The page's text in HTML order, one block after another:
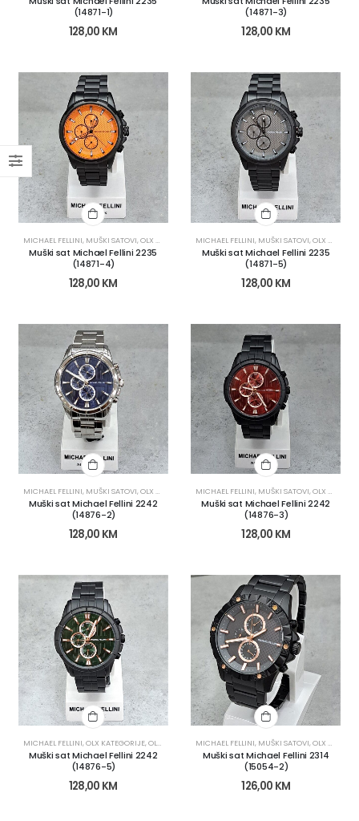
(14871-1)
128,00 KM
(14871-3)
128,00 KM
MICHAEL FELLINI, MUŠKI SATOVI,OLX KATEGORIJE ,OLX OBNOVA,SATOVI
Muški sat Michael Fellini 2235
(14871-4)
128,00 KM
MICHAEL FELLINI, MUŠKI SATOVI,OLX KATEGORIJE
Muški sat Michael Fellini 2235
(14871-5)
128,00 KM
MICHAEL FELLINI, MUŠKI SATOVI,OLX KATEGORIJE ,OLX OBNOVA,SATOVI
Muški sat Michael Fellini 2242
(14876-2)
128,00 KM
MICHAEL FELLINI, MUŠKI SATOVI,OLX KATEGORIJE
Muški sat Michael Fellini 2242
(14876-3)
128,00 KM
MICHAEL FELLINI,OLX KATEGORIJE,OLX OBNOVA ,SATOVI
Muški sat Michael Fellini 2242
(14876-5)
128,00 KM
MICHAEL FELLINI, MUŠKI SATOVI,OLX KATEGORIJE
Muški sat Michael Fellini 2314
(15054-2)
126,00 KM